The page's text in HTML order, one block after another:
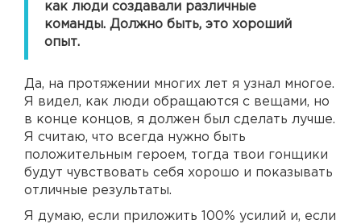
как люди создавали различные
команды. Должно быть, это хороший
опыт.
Да, на протяжении многих лет я узнал многое.
Я видел, как люди обращаются с вещами, но
в конце концов, я должен был сделать лучше.
Я считаю, что всегда нужно быть
положительным героем, тогда твои гонщики
будут чувствовать себя хорошо и показывать
отличные результаты.
Я думаю, если приложить 100% усилий и, если